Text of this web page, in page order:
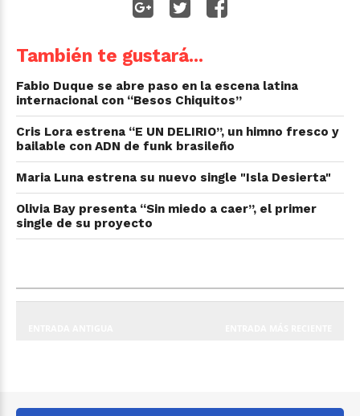
También te gustará...
Fabio Duque se abre paso en la escena latina
internacional con “Besos Chiquitos”
Cris Lora estrena “E UN DELIRIO”, un himno fresco y
bailable con ADN de funk brasileño
Maria Luna estrena su nuevo single "Isla Desierta"
Olivia Bay presenta “Sin miedo a caer”, el primer
single de su proyecto